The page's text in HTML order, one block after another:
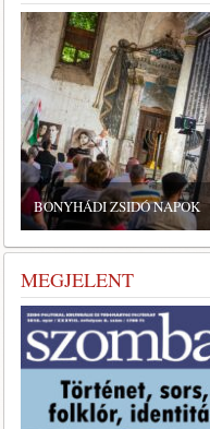
ZSIDÓ GASZTRONÓMIAI
TALÁLKOZÓ A BONYHÁDI
ZSINAGÓGÁBAN
MEGJELENT